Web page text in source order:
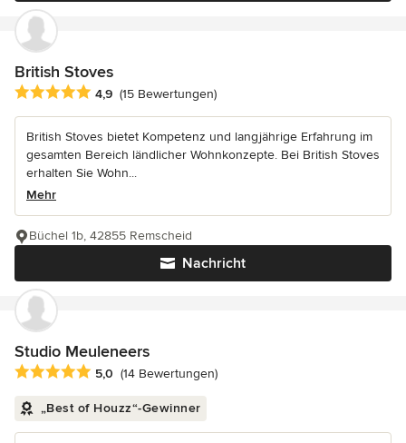
British Stoves
Durchschnittliche Bewertung: 4.9 von 5 Sternen
4,9 (15 Bewertungen)
British Stoves bietet Kompetenz und langjährige Erfahrung im
gesamten Bereich ländlicher Wohnkonzepte. Bei British Stoves
erhalten Sie Wohn...
Mehr
Nachricht
Büchel 1b, 42855 Remscheid
Studio Meuleneers
Durchschnittliche Bewertung: 5 von 5 Sternen
5,0 (14 Bewertungen)
„Best of Houzz“-Gewinner